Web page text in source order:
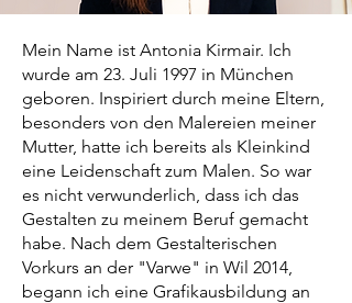
Mein Name ist Antonia Kirmair. Ich
wurde am 23. Juli 1997 in München
geboren. Inspiriert durch meine Eltern,
besonders von den Malereien meiner
Mutter, hatte ich bereits als Kleinkind
eine Leidenschaft zum Malen. So war
es nicht verwunderlich, dass ich das
Gestalten zu meinem Beruf gemacht
habe. Nach dem Gestalterischen
Vorkurs an der "Varwe" in Wil 2014,
begann ich eine Grafikausbildung an